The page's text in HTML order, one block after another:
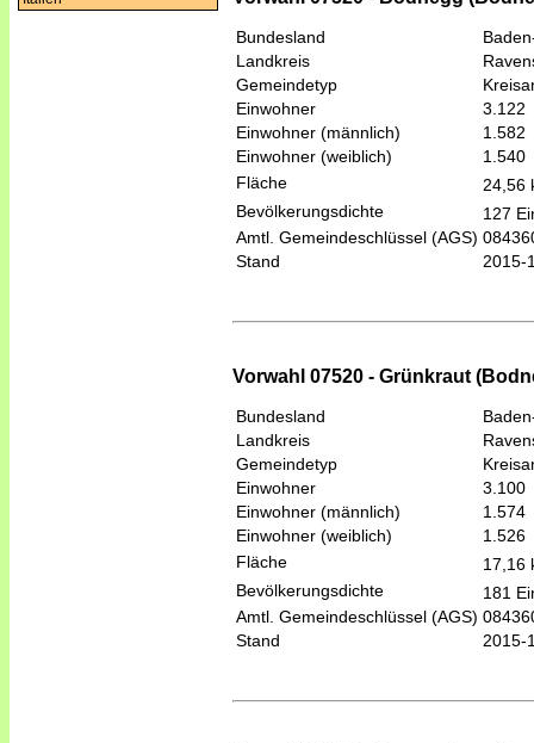
Bundesland
Landkreis
Gemeindetyp
Einwohner
3.122
Einwohner (männlich)
1.582
Einwohner (weiblich)
1.540
Fläche
24,56
Bevölkerungsdichte
127
Amtl. Gemeindeschlüssel (AGS)
Stand
2015-
Vorwahl 07520 - Grünkraut
Bundesland
Landkreis
Gemeindetyp
Einwohner
3.100
Einwohner (männlich)
1.574
Einwohner (weiblich)
1.526
Fläche
17,16
Bevölkerungsdichte
181
Amtl. Gemeindeschlüssel (AGS)
Stand
2015-